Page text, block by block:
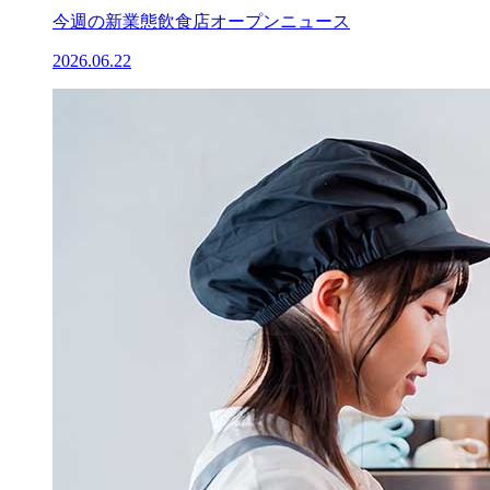
今週の新業態飲食店オープンニュース
2026.06.22